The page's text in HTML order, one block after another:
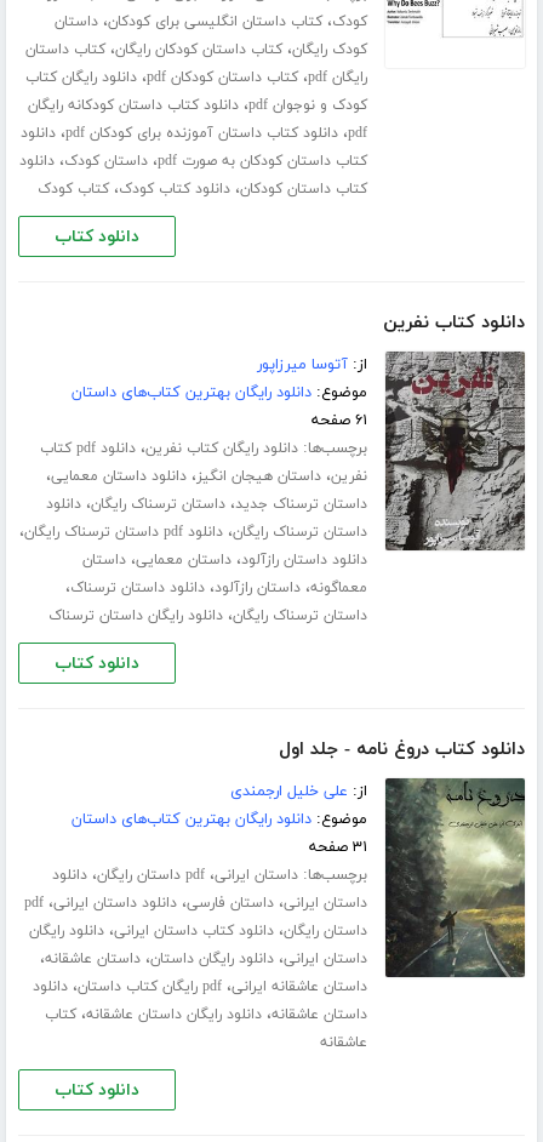
کودک،کتاب داستان انگلیسی برای کودکان،داستان
کودک رایگان،کتاب داستان کودکان رایگان،کتاب داستان
رایگان pdf
،کتاب داستان کودکان pdf ،دانلود رایگان کتاب
کودک و نوجوان pdf
،دانلود کتاب داستان کودکانه رایگان
pdf،دانلود کتاب داستان آموزنده برای کودکان pdf ،دانلود
کتاب داستان کودکان به صورت pdf
،داستان کودک،دانلود
کتاب داستان کودکان،دانلود کتاب کودک،کتاب کودک
دانلود کتاب
دانلود کتاب نفرین
از:آتوسا میرزاپور
موضوع:دانلود رایگان بهترین کتاب‌های داستان
۶۱ صفحه
برچسب‌ها:دانلود رایگان کتاب نفرین،
دانلود pdf کتاب
نفرین،داستان هیجان انگیز،دانلود داستان معمایی،
داستان ترسناک جدید،داستان ترسناک رایگان،دانلود
داستان ترسناک رایگان،دانلود pdf داستان ترسناک رایگان ،
دانلود داستان رازآلود،داستان معمایی،داستان
معماگونه،داستان رازآلود،دانلود داستان ترسناک،
داستان ترسناک رایگان،دانلود رایگان داستان ترسناک
دانلود کتاب
دانلود کتاب دروغ نامه - جلد اول
از: علی خلیل ارجمندی
موضوع:دانلود رایگان بهترین کتاب‌های داستان
۳۱ صفحه
برچسب‌ها:داستان ایرانی،pdf داستان رایگان ،دانلود
داستان ایرانی،داستان فارسی،دانلود داستان ایرانی،pdf
داستان رایگان،دانلود کتاب داستان ایرانی،دانلود رایگان
داستان ایرانی،دانلود رایگان داستان،داستان عاشقانه،
داستان عاشقانه ایرانی،pdf رایگان کتاب داستان ،دانلود
داستان عاشقانه،دانلود رایگان داستان عاشقانه،کتاب
عاشقانه
دانلود کتاب